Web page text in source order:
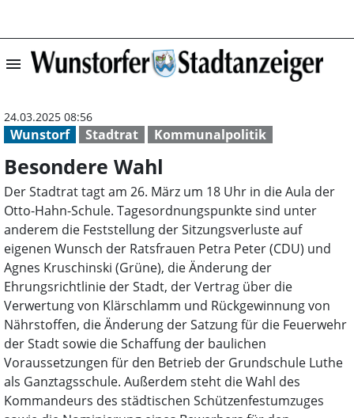
menu Besondere
Wunstorf Stadtrat Kommunalpolitik
24.03.2025 08:56
Besondere Wahl
Der Stadtrat tagt am 26. März um 18 Uhr in die Aula der
Otto-Hahn-Schule. Tagesordnungspunkte sind unter
anderem die Feststellung der Sitzungsverluste auf
eigenen Wunsch der Ratsfrauen Petra Peter (CDU) und
Agnes Kruschinski (Grüne), die Änderung der
Ehrungsrichtlinie der Stadt, der Vertrag über die
Verwertung von Klärschlamm und Rückgewinnung von
Nährstoffen, die Änderung der Satzung für die Feuerwehr
der Stadt sowie die Schaffung der baulichen
Voraussetzungen für den Betrieb der Grundschule Luthe
als Ganztagsschule. Außerdem steht die Wahl des
Kommandeurs des städtischen Schützenfestumzuges